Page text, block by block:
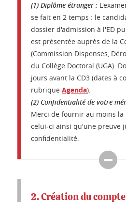
(1) Diplôme étranger :
se fait en 2 temps : le
dossier d'admission à l'ED
est présentée auprès de la
(Commission Dispenses,
du Collège Doctoral (UGA).
jours avant la CD3 (dates à
rubrique Agenda).
(2) Confidentialité de votre
Merci de fournir au moins la
celui-ci ainsi qu'une preuve
confidentialité.
2. Création du